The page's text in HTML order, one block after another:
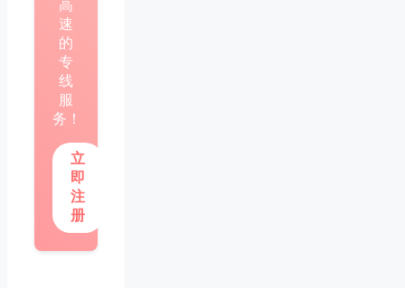
高
速
的
专
线
服
务！
立
即
注
册